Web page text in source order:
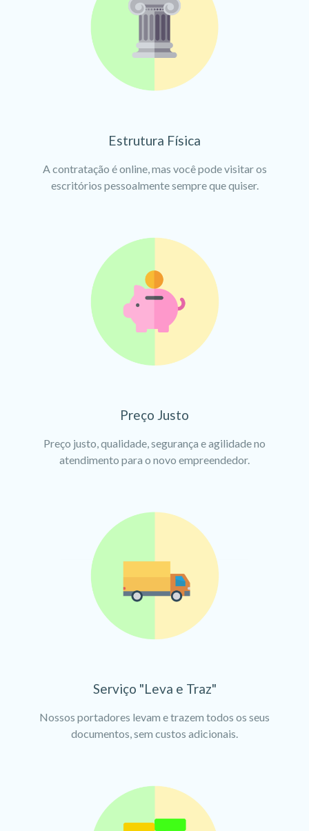
Estrutura Física
A contratação é online, mas você pode visitar os
escritórios pessoalmente sempre que quiser.
Preço Justo
Preço justo, qualidade, segurança e agilidade no
atendimento para o novo empreendedor.
Serviço "Leva e Traz"
Nossos portadores levam e trazem todos os seus
documentos, sem custos adicionais.